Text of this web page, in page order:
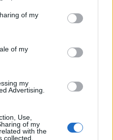
of my
of my
my
Advertising.
Use,
of my
with the
collected.
som luktade så konstigt
sökt honom. När
förmåddes låsa upp